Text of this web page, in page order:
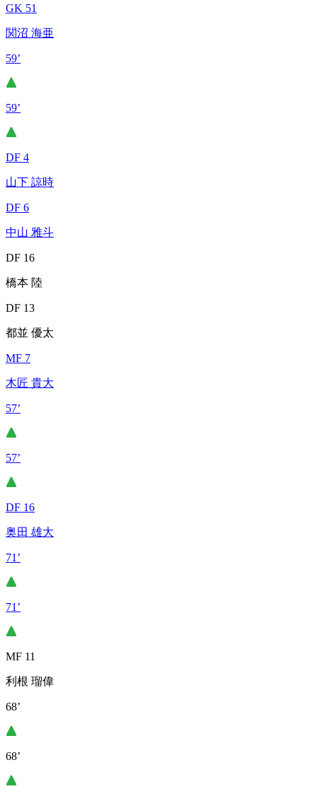
GK 51
関沼 海亜
59’
59’
DF 4
山下 諒時
DF 6
中山 雅斗
DF 16
橋本 陸
DF 13
都並 優太
MF 7
木匠 貴大
57’
57’
DF 16
奥田 雄大
71’
71’
MF 11
利根 瑠偉
68’
68’